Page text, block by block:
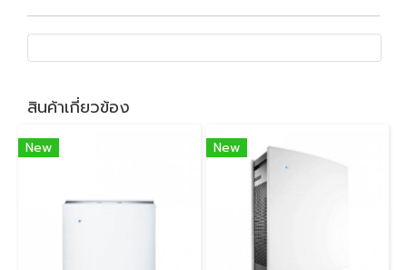
สินค้าเกี่ยวข้อง
New New